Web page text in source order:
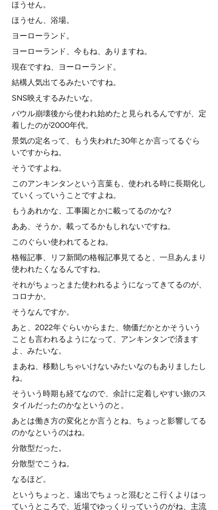
ほうせん。
ほうせん、浴場。
ヨーローランド。
ヨーローランド、今もね、ありますね。
現在ですね、ヨーローランド。
結構人気出てるみたいですね。
SNS映えするみたいな。
バウル崩壊後から使われ始めたと見られるんですが、定
着したのが2000年代。
景気の定名って、もう失われた30年とか言ってるぐら
いですからね。
そうですよね。
このアンキンタンという言葉も、使われる時に長期化し
ていくっていうことですよね。
もうあれかな、工事園とかに載ってるのかな?
ああ、そうか。載ってるかもしれないですね。
このぐらい使われてるとね。
格報記事、リフ新聞の格報記事見てると、一旦あんまり
使われたくなるんですね。
それがちょっとまた使われるようになってきてるのが、
コロナか。
そうなんですか。
あと、2022年ぐらいからまた、物価だかとかそういう
ことも言われるようになって、アンキンタンで済ます
よ、みたいな。
まあね、移動しちゃいけないみたいなのもありましたし
ね。
そういう時期も経てなので、余計に定着しやすい旅のス
タイルだったのかなというのと。
あとは働き方の変化とか言うとね、ちょっと影響してる
のかなというのはね。
分散型だった。
分散型でこうね。
なるほど。
というちょっと、遠出でちょっと混むとこ行くよりはっ
ていうところで、近場でゆっくりっていうのがね、主流